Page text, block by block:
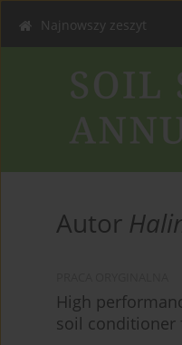
Najnowszy zeszyt
Autor
High
soil conditioner